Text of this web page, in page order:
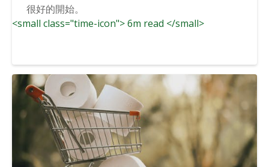
很好的開始。
<small class="time-icon"> 6m read </small>